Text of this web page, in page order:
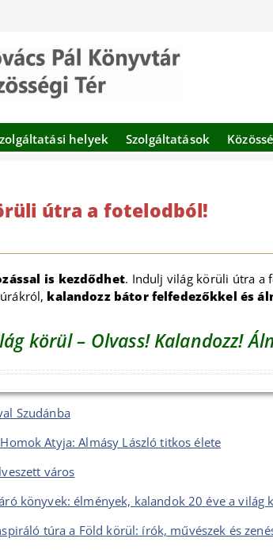
helyek Szolgáltatások
útra a fotelodból!
is kezdődhet. Indulj világ körüli útra a
kalandozz bátor felfedezőkkel és
körül – Olvass! Kalandozz!
Szudánba
Atyja: Almásy László titkos élete
város
könyvek: élmények, kalandok 20 éve a világ
túra a Föld körül: írók, művészek és